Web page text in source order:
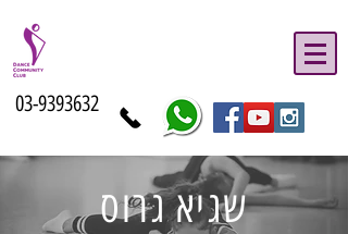
03-9393632
שגיא גרוס